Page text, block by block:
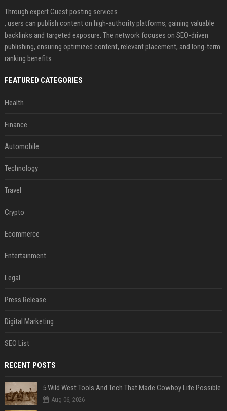
Through expert Guest posting services
, users can publish content on high-authority platforms, gaining valuable
backlinks and targeted exposure. The network focuses on SEO-driven
publishing, ensuring optimized content, relevant placement, and long-term
ranking benefits.
FEATURED CATEGORIES
Health
Finance
Automobile
Technology
Travel
Crypto
Ecommerce
Entertainment
Legal
Press Release
Digital Marketing
SEO List
RECENT POSTS
5 Wild West Tools And Tech That Made Cowboy Life Possible
Aug 06, 2026